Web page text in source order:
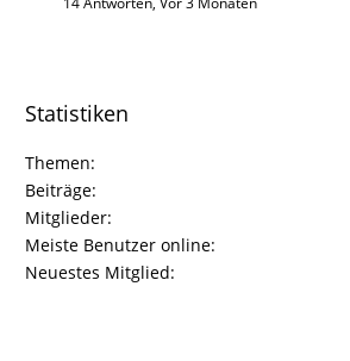
Statistiken
Themen
Beiträge
Mitglieder
Meiste Benutzer online
Neuestes Mitglied